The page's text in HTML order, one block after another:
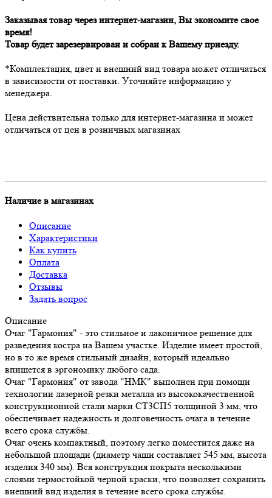
Заказывая товар через интернет-магазин, Вы экономите свое
время!
Товар будет зарезервирован и собран к Вашему приезду.
*Комплектация, цвет и внешний вид товара может отличаться
в зависимости от поставки. Уточняйте информацию у
менеджера.
Цена действительна только для интернет-магазина и может
отличаться от цен в розничных магазинах
Наличие в магазинах
Описание
Характеристики
Как купить
Оплата
Доставка
Отзывы
Задать вопрос
Описание
Очаг "Гармония" - это стильное и лаконичное решение для
разведения костра на Вашем участке. Изделие имеет простой,
но в то же время стильный дизайн, который идеально
впишется в эргономику любого сада.
Очаг "Гармония" от завода "НМК" выполнен при помощи
технологии лазерной резки металла из высококачественной
конструкционной стали марки СТ3СП5 толщиной 3 мм, что
обеспечивает надежность и долговечность очага в течение
всего срока службы.
Очаг очень компактный, поэтому легко поместится даже на
небольшой площади (диаметр чаши составляет 545 мм, высота
изделия 340 мм). Вся конструкция покрыта несколькими
слоями термостойкой черной краски, что позволяет сохранить
внешний вид изделия в течение всего срока службы.